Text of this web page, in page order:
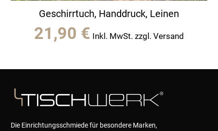
Geschirrtuch, Handdruck, Leinen
21,90 € Inkl. MwSt. zzgl. Versand
Die Einrichtungsschmiede für besondere Marken,